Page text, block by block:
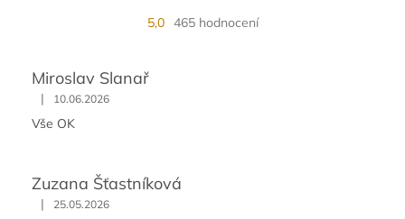
5,0 465 hodnocení
Miroslav Slanař
| 10.06.2026
Vše OK
Zuzana Šťastníková
| 25.05.2026